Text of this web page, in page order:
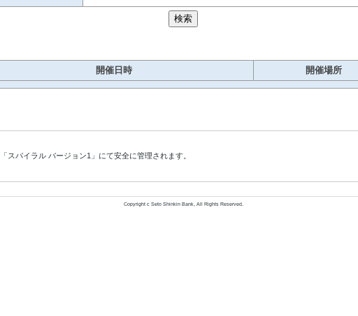
開催日時 開催場所
スパイラル バージョン1」にて安全に管理されます。
Copyright c Seto Shinkin Bank, All Rights Reserved.